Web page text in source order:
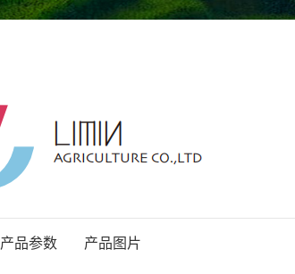
产品参数 产品图片